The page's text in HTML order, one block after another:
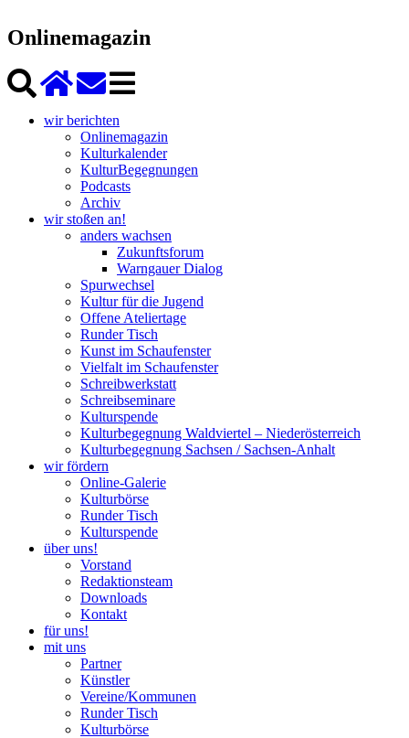
Onlinemagazin
wir berichten
Onlinemagazin
Kulturkalender
KulturBegegnungen
Podcasts
Archiv
wir stoßen an!
anders wachsen
Zukunftsforum
Warngauer Dialog
Spurwechsel
Kultur für die Jugend
Offene Ateliertage
Runder Tisch
Kunst im Schaufenster
Vielfalt im Schaufenster
Schreibwerkstatt
Schreibseminare
Kulturspende
Kulturbegegnung Waldviertel – Niederösterreich
Kulturbegegnung Sachsen / Sachsen-Anhalt
wir fördern
Online-Galerie
Kulturbörse
Runder Tisch
Kulturspende
über uns!
Vorstand
Redaktionsteam
Downloads
Kontakt
für uns!
mit uns
Partner
Künstler
Vereine/Kommunen
Runder Tisch
Kulturbörse